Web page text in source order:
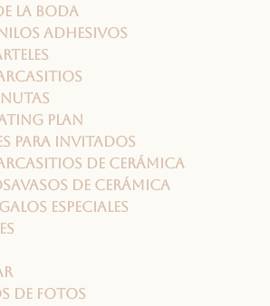
la boda
adhesivos
plan
para invitados
de cerámica
de cerámica
especiales
de fotos